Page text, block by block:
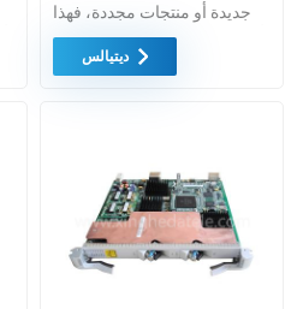
جديدة أو منتجات مجددة، فهذا
أمر شامل الضمان كمعيار. نحن
فقط نشتري معدات السوق
توفير كل هذه بأفضل الأسعار
ديتيالس